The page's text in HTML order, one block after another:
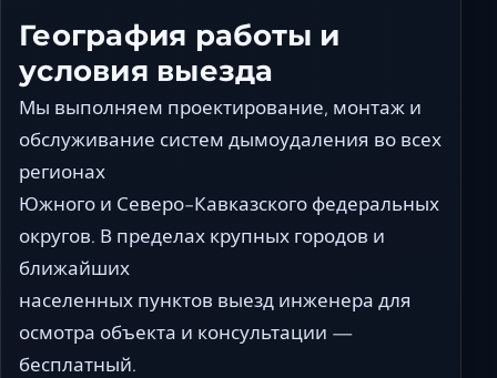
География работы и
условия выезда
Мы выполняем проектирование, монтаж и
обслуживание систем дымоудаления во всех
регионах
Южного и Северо-Кавказского федеральных
округов. В пределах крупных городов и
ближайших
населенных пунктов выезд инженера для
осмотра объекта и консультации —
бесплатный.